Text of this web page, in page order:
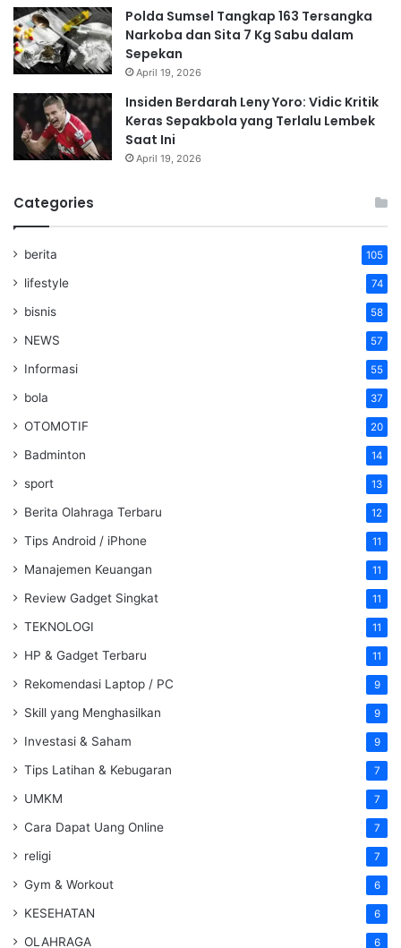
Polda Sumsel Tangkap 163 Tersangka
Narkoba dan Sita 7 Kg Sabu dalam
Sepekan
April 19, 2026
Insiden Berdarah Leny Yoro: Vidic Kritik
Keras Sepakbola yang Terlalu Lembek
Saat Ini
April 19, 2026
Categories
berita 105
lifestyle 74
bisnis 58
NEWS 57
Informasi 55
bola 37
OTOMOTIF 20
Badminton 14
sport 13
Berita Olahraga Terbaru 12
Tips Android / iPhone 11
Manajemen Keuangan 11
Review Gadget Singkat 11
TEKNOLOGI 11
HP & Gadget Terbaru 11
Rekomendasi Laptop / PC 9
Skill yang Menghasilkan 9
Investasi & Saham 9
Tips Latihan & Kebugaran 7
UMKM 7
Cara Dapat Uang Online 7
religi 7
Gym & Workout 6
KESEHATAN 6
OLAHRAGA 6